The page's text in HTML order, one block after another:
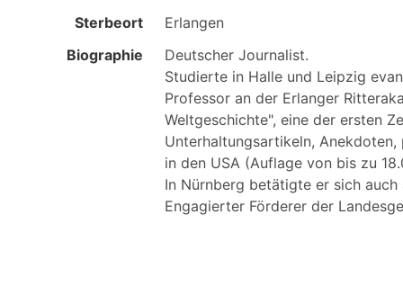
Sterbeort
Erlangen
Biographie
Deutscher Journalist.
Studierte in Halle und Leipzig
Professor an der Erlanger
Weltgeschichte", eine der ersten
Unterhaltungsartikeln,
in den USA (Auflage von bis zu
In Nürnberg betätigte er sich
Engagierter Förderer der